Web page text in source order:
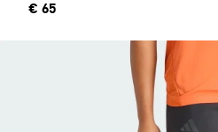
Preço
€ 65